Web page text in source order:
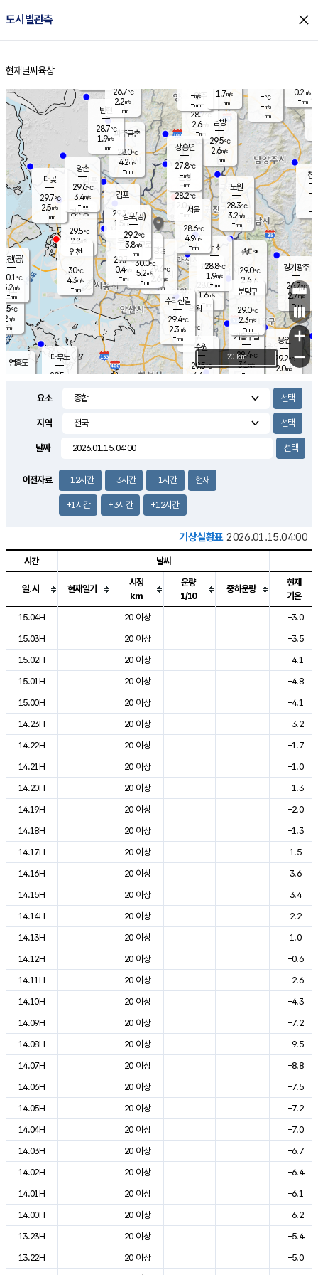
도시별관측 close
홈
현재날씨 육상
의도
℃
m/s
mm
영흥도
양주
28.7℃
2.6
-mm
과천
28.0℃
1.6m/s
- mm
용인
29.2℃
2.0m/s
경기광주
26.7℃
2.7m/s
-mm
3.8m/s
대부도
29.5
경서동
29.5℃
2.8 m/s
-mm
파주금촌
28.0℃
4.2m/s
-mm
-℃
-m/s
-mm
대곶
29.7℃
2.5m/s
-mm
창
-
-m/
-
탄현
28.7℃
1.9m/s
-mm
0.2m/s
-mm
의왕
- ℃
m/s
mm
김포
29.3℃
1.5 m/s
mm
광명
29.6 ℃
2.6 m/s
-mm
부천
29.7℃
0.4m/s
-mm
양촌
29.6℃
3.4m/s
-mm
구로
30.0℃
5.2m/s
-mm
은평
28.2℃
2.0 m/s
- mm
노원
28.3℃
3.2m/s
-mm
송파*
29.0℃
2.4m/s
-mm
서초
28.8℃
1.9m/s
-mm
남방
29.5℃
2.6m/s
-mm
기흥구갈
28.4℃
3.1m/s
-
수리산길
29.4℃
2.3m/s
-mm
분당구
29.0℃
2.3m/s
-mm
장흥면
27.8℃
-m/s
-mm
-m/s
-mm
인천(공)
30.1℃
5.2m/s
-mm
김포(공)
29.2℃
3.8m/s
-mm
수원
29.5℃
4.6 m/s
인천
30℃
4.3m/s
-mm
서울
28.6℃
4.9m/s
-mm
26.7℃
2.2m/s
-mm
1.7m/s
-mm
+
−
20 km
요소
지역
날짜
이전자료 -12시간 -3시간 -1시간 현재
+1시간 +3시간 +12시간
기상실황표 2026.01.15.04:00
도시별 기상실황표로 지점, 날씨, 기온, 강수, 바람, 기압등을 안내한 표입
시간 날씨
일.시 현재일기
시정
km
운량
1/10
중하운량
현재
기온
15.04H
20 이상
-3.0
15.03H
20 이상
-3.5
15.02H
20 이상
-4.1
15.01H
20 이상
-4.8
15.00H
20 이상
-4.1
14.23H
20 이상
-3.2
14.22H
20 이상
-1.7
14.21H
20 이상
-1.0
14.20H
20 이상
-1.3
14.19H
20 이상
-2.0
14.18H
20 이상
-1.3
14.17H
20 이상
1.5
14.16H
20 이상
3.6
14.15H
20 이상
3.4
14.14H
20 이상
2.2
14.13H
20 이상
1.0
14.12H
20 이상
-0.6
14.11H
20 이상
-2.6
14.10H
20 이상
-4.3
14.09H
20 이상
-7.2
14.08H
20 이상
-9.5
14.07H
20 이상
-8.8
14.06H
20 이상
-7.5
14.05H
20 이상
-7.2
14.04H
20 이상
-7.0
14.03H
20 이상
-6.7
14.02H
20 이상
-6.4
14.01H
20 이상
-6.1
14.00H
20 이상
-6.2
13.23H
20 이상
-5.4
13.22H
20 이상
-5.0